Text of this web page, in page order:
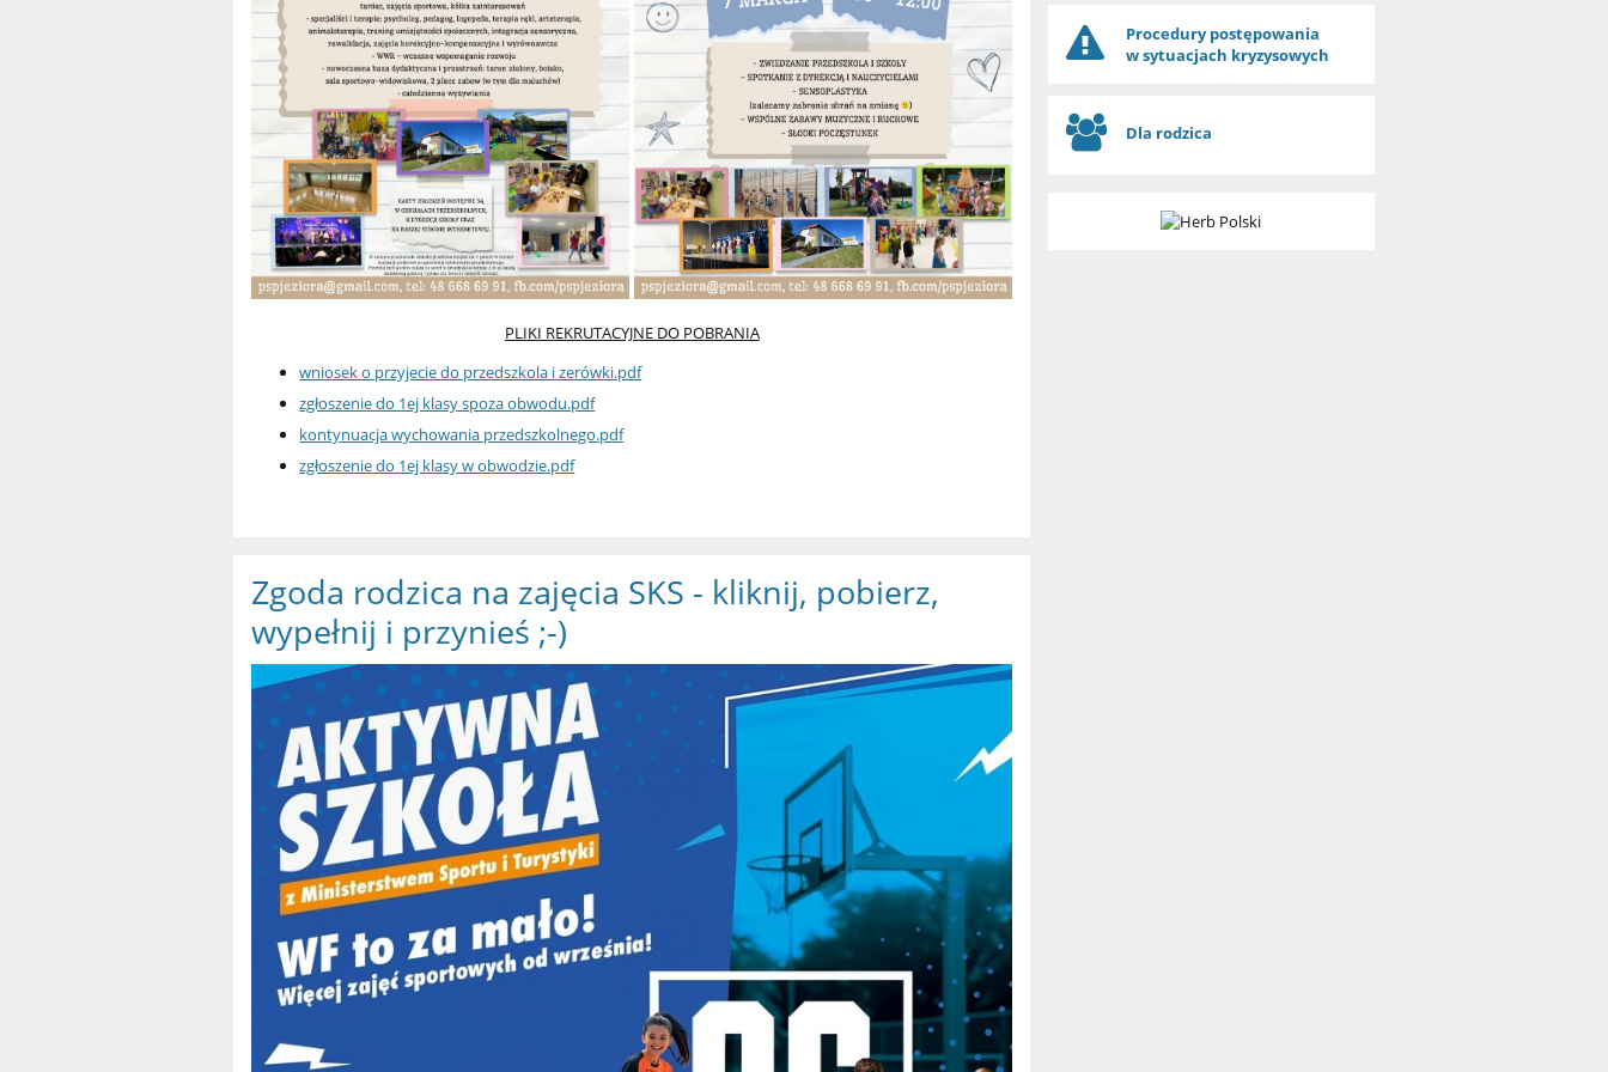
PLIKI REKRUTACYJNE DO POBRANIA
wniosek o przyjecie do przedszkola i zerówki.pdf
zgłoszenie do 1ej klasy spoza obwodu.pdf
kontynuacja wychowania przedszkolnego.pdf
zgłoszenie do 1ej klasy w obwodzie.pdf
Zgoda rodzica na zajęcia SKS - kliknij, pobierz,
wypełnij i przynieś ;-)
Procedury postępowania
w sytuacjach kryzysowych
Dla rodzica